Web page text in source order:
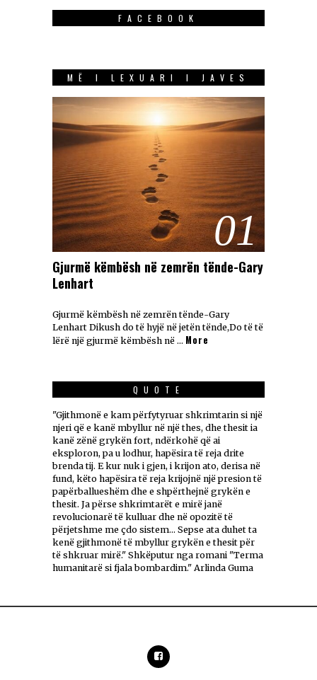
FACEBOOK
MË I LEXUARI I JAVES
01
Gjurmë këmbësh në zemrën tënde-Gary
Lenhart
Gjurmë këmbësh në zemrën tënde-Gary
Lenhart Dikush do të hyjë në jetën tënde,Do të të
lërë një gjurmë këmbësh në … More
QUOTE
"Gjithmonë e kam përfytyruar shkrimtarin si një
njeri që e kanë mbyllur në një thes, dhe thesit ia
kanë zënë grykën fort, ndërkohë që ai
eksploron, pa u lodhur, hapësira të reja drite
brenda tij. E kur nuk i gjen, i krijon ato, derisa në
fund, këto hapësira të reja krijojnë një presion të
papërballueshëm dhe e shpërthejnë grykën e
thesit. Ja përse shkrimtarët e mirë janë
revolucionarë të kulluar dhe në opozitë të
përjetshme me çdo sistem... Sepse ata duhet ta
kenë gjithmonë të mbyllur grykën e thesit për
të shkruar mirë." Shkëputur nga romani "Terma
humanitarë si fjala bombardim." Arlinda Guma